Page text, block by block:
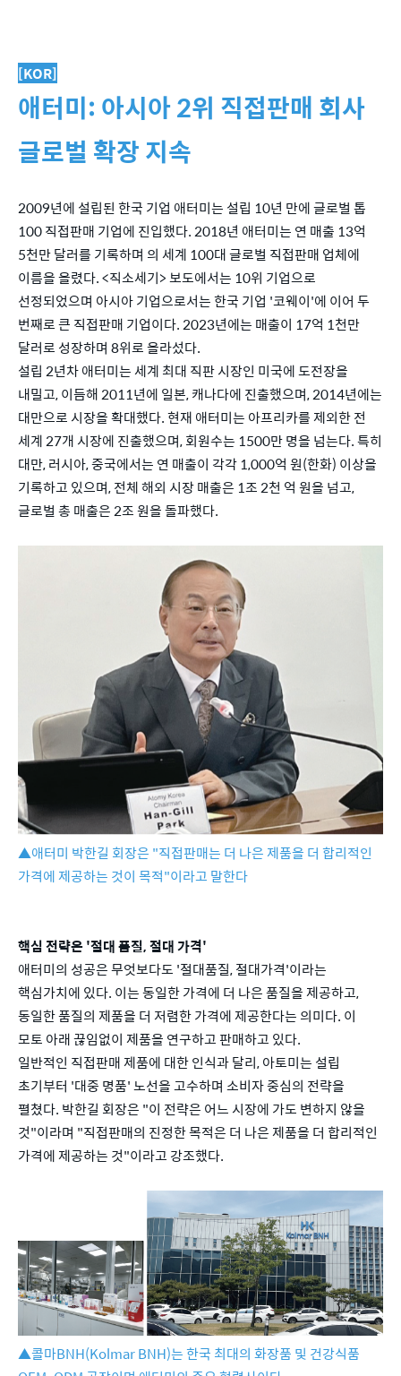
[KOR]
애터미: 아시아 2위 직접판매 회사
글로벌 확장 지속
2009년에 설립된 한국 기업 애터미는 설립 10년 만에 글로벌 톱
100 직접판매 기업에 진입했다. 2018년 애터미는 연 매출 13억
5천만 달러를 기록하며 의 세계 100대 글로벌 직접판매 업체에
이름을 올렸다. <직소세기> 보도에서는 10위 기업으로
선정되었으며 아시아 기업으로서는 한국 기업 '코웨이'에 이어 두
번째로 큰 직접판매 기업이다. 2023년에는 매출이 17억 1천만
달러로 성장하며 8위로 올라섰다.
설립 2년차 애터미는 세계 최대 직판 시장인 미국에 도전장을
내밀고, 이듬해 2011년에 일본, 캐나다에 진출했으며, 2014년에는
대만으로 시장을 확대했다. 현재 애터미는 아프리카를 제외한 전
세계 27개 시장에 진출했으며, 회원수는 1500만 명을 넘는다. 특히
대만, 러시아, 중국에서는 연 매출이 각각 1,000억 원(한화) 이상을
기록하고 있으며, 전체 해외 시장 매출은 1조 2천 억 원을 넘고,
글로벌 총 매출은 2조 원을 돌파했다.
▲애터미 박한길 회장은 "직접판매는 더 나은 제품을 더 합리적인
가격에 제공하는 것이 목적"이라고 말한다
핵심 전략은 '절대 품질, 절대 가격'
애터미의 성공은 무엇보다도 '절대품질, 절대가격'이라는
핵심가치에 있다. 이는 동일한 가격에 더 나은 품질을 제공하고,
동일한 품질의 제품을 더 저렴한 가격에 제공한다는 의미다. 이
모토 아래 끊임없이 제품을 연구하고 판매하고 있다.
일반적인 직접판매 제품에 대한 인식과 달리, 아토미는 설립
초기부터 '대중 명품' 노선을 고수하며 소비자 중심의 전략을
펼쳤다. 박한길 회장은 "이 전략은 어느 시장에 가도 변하지 않을
것"이라며 "직접판매의 진정한 목적은 더 나은 제품을 더 합리적인
가격에 제공하는 것"이라고 강조했다.
▲콜마BNH(Kolmar BNH)는 한국 최대의 화장품 및 건강식품